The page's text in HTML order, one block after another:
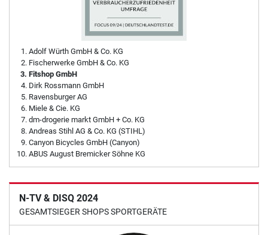
Adolf Würth GmbH & Co. KG
Fischerwerke GmbH & Co. KG
Fitshop GmbH
Dirk Rossmann GmbH
Ravensburger AG
Miele & Cie. KG
dm-drogerie markt GmbH + Co. KG
Andreas Stihl AG & Co. KG (STIHL)
Canyon Bicycles GmbH (Canyon)
ABUS August Bremicker Söhne KG
N-TV & DISQ 2024
GESAMTSIEGER SHOPS SPORTGERÄTE